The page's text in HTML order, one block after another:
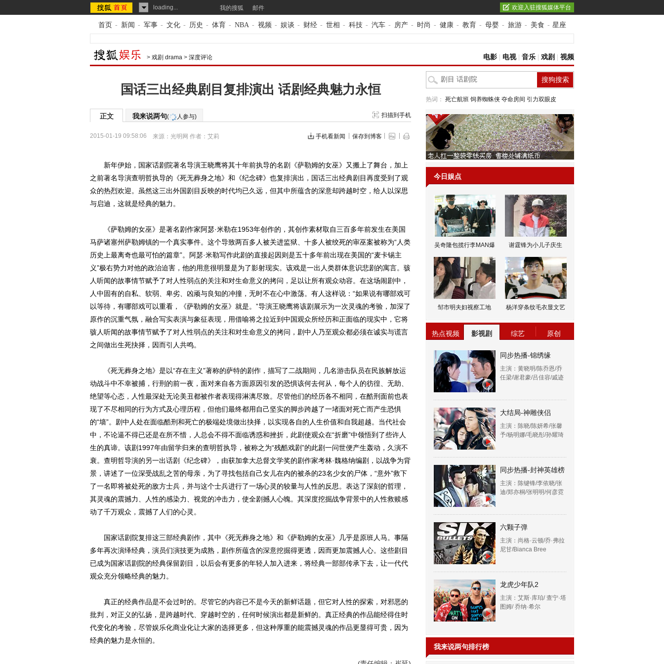
loading... 我的搜狐 邮件 欢迎入驻搜狐媒体平台
首页 - 新闻 - 军事 - 文化 - 历史 - 体育 - NBA - 视频 - 娱谈 - 财经 - 世相 - 科技 - 汽车 - 房产 - 时尚 - 健康 - 教育 - 母婴 - 旅游 - 美食 - 星座
> 戏剧 drama > 深度评论 电影 电视| 音乐 戏剧 视频
国话三出经典剧目复排演出 话剧经典魅力永恒
正文 我来说两句( 人参与) 扫描到手机
2015-01-19 09:58:06 来源： 光明网 作者：艾莉 手机看新闻 保存到博客
新年伊始，国家话剧院著名导演王晓鹰将其十年前执导的名剧《萨勒姆的女巫》又搬上了舞台，加上
之前著名导演查明哲执导的《死无葬身之地》和《纪念碑》也复排演出，国话三出经典剧目再度受到了观
众的热烈欢迎。虽然这三出外国剧目反映的时代均已久远，但其中所蕴含的深意却跨越时空，给人以深思
与启迪，这就是经典的魅力。
《萨勒姆的女巫》是著名剧作家阿瑟·米勒在1953年创作的，其创作素材取自三百多年前发生在美国
马萨诸塞州萨勒姆镇的一个真实事件。这个导致两百多人被关进监狱、十多人被绞死的审巫案被称为“人类
历史上最离奇也最可怕的篇章”。阿瑟·米勒写作此剧的直接起因则是五十多年前出现在美国的“麦卡锡主
义”极右势力对他的政治迫害，他的用意很明显是为了影射现实。该戏是一出人类群体意识悲剧的寓言。骇
人听闻的故事情节赋予了对人性弱点的关注和对生命意义的拷问，足以让所有观众动容。在这场闹剧中，
人中固有的自私、软弱、卑劣、凶顽与良知的冲撞，无时不在心中激荡。有人这样说：“如果说有哪部戏可
以等待，有哪部戏可以重看，《萨勒姆的女巫》就是。”导演王晓鹰将该剧展示为一次灵魂的考验，加深了
原作的沉重气氛，融合写实表演与象征表现，用借喻将之拉近到中国观众所经历和正面临的现实中，它将
骇人听闻的故事情节赋予了对人性弱点的关注和对生命意义的拷问，剧中人乃至观众都必须在诚实与谎言
之间做出生死抉择，因而引人共鸣。
《死无葬身之地》是以“存在主义”著称的萨特的剧作，描写了二战期间，几名游击队员在民族解放运
动战斗中不幸被捕，行刑的前一夜，面对来自各方面原因引发的恐惧该何去何从，每个人的彷徨、无助、
绝望等心态，人性最深处无论美丑都被作者表现得淋漓尽致。尽管他们的经历各不相同，在酷刑面前也表
现了不尽相同的行为方式及心理历程，但他们最终都用自己坚实的脚步跨越了一堵面对死亡而产生恐惧
的“墙”。剧中人处在面临酷刑和死亡的极端处境做出抉择，以实现各自的人生价值和自我超越。当代社会
中，不论逼不得已还是在所不惜，人总会不得不面临诱惑和挫折，此剧使观众在“折磨”中领悟到了些许人
生的真谛。该剧1997年由留学归来的查明哲执导，被称之为“残酷戏剧”的此剧一问世便产生轰动，久演不
衰。查明哲导演的另一出话剧《纪念碑》，由获加拿大总督文学奖的剧作家考林·魏格纳编剧，以战争为背
景，讲述了一位深受战乱之苦的母亲，为了寻找包括自己女儿在内的被杀的23名少女的尸体，“意外”救下
了一名即将被处死的敌方士兵，并与这个士兵进行了一场心灵的较量与人性的反思。表达了深刻的哲理，
其灵魂的震撼力、人性的感染力、视觉的冲击力，使全剧撼人心魄。其深度挖掘战争背景中的人性救赎感
动了千万观众，震撼了人们的心灵。
国家话剧院复排这三部经典剧作，其中《死无葬身之地》和《萨勒姆的女巫》几乎是原班人马。事隔
多年再次演绎经典，演员们演技更为成熟，剧作所蕴含的深意挖掘得更透，因而更加震撼人心。这些剧目
已成为国家话剧院的经典保留剧目，以后会有更多的年轻人加入进来，将经典一部部传承下去，让一代代
观众充分领略经典的魅力。
真正的经典作品是不会过时的。尽管它的内容已不是今天的新鲜话题，但它对人性的探索，对邪恶的
批判，对正义的弘扬，是跨越时代、穿越时空的，任何时候演出都是新鲜的。真正经典的作品能经得住时
代变化的考验，尽管娱乐化商业化让大家的选择更多，但这种厚重的能震撼灵魂的作品更显得可贵，因为
经典的魅力是永恒的。
热词： 死亡航班 饲养蜘蛛侠 夺命房间 引力双眼皮
今日娱点
吴奇隆包揽行李MAN爆 谢霆锋为小儿子庆生
邹市明夫妇视察工地 杨洋穿条纹毛衣显文艺
热点视频 影视剧 综艺 原创
同步热播-锦绣缘
主演：黄晓明/陈乔恩/乔
任梁/谢君豪/吕佳容/戚迹
大结局-神雕侠侣
主演：陈晓/陈妍希/张馨
予/杨明娜/毛晓彤/孙耀琦
同步热播-封神英雄榜
主演：陈键锋/李依晓/张
迪/郑亦桐/张明明/何彦霓
六颗子弹
主演：尚格·云顿/乔·弗拉
尼甘/Bianca Bree
龙虎少年队2
主演：艾斯·库珀/ 查宁·塔
图姆/ 乔纳·希尔
我来说两句排行榜